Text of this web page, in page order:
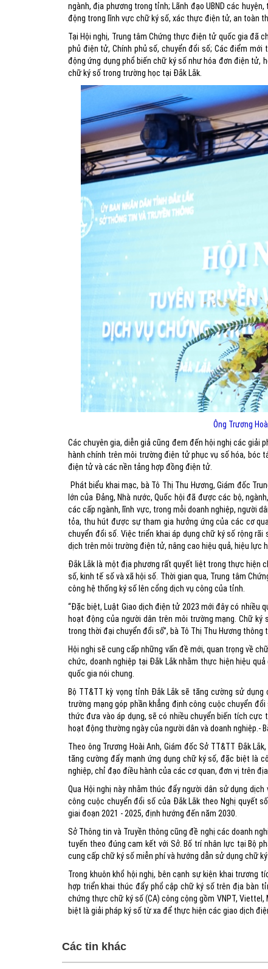
ngành, địa phương trong tỉnh; Lãnh đạo UBND các
động trong lĩnh vực chữ ký số, xác thực điện tử, an toàn
Tại Hội nghị, Trung tâm Chứng thực điện tử quốc gia đã
phủ điện tử, Chính phủ số, chuyển đổi số; Các điểm
động ứng dụng phổ biến chữ ký số như hóa đơn điện tử,
chữ ký số trong trường học tại Đắk Lắk.
Ông Trương
Các chuyên gia, diễn giả cũng đem đến hội nghị các giải
hành chính trên môi trường điện tử phục vụ số hóa, bóc
điện tử và các nền tảng hợp đồng điện tử.
Phát biểu khai mạc, bà Tô Thị Thu Hương, Giám đốc
lớn của Đảng, Nhà nước, Quốc hội đã được các bộ,
các cấp ngành, lĩnh vực, trong mỗi doanh nghiệp, người
tỏa, thu hút được sự tham gia hưởng ứng của các cơ
chuyển đổi số. Việc triển khai áp dụng chữ ký số rộng
dịch trên môi trường điện tử, nâng cao hiệu quả, hiệu lực
Đắk Lắk là một địa phương rất quyết liệt trong thực hiện
số, kinh tế số và xã hội số. Thời gian qua, Trung tâm
công hệ thống ký số lên cổng dịch vụ công của tỉnh.
“Đặc biệt, Luật Giao dịch điện tử 2023 mới đây có nhiều
hoạt động của người dân trên môi trường mạng. Chữ
trong thời đại chuyển đổi số”, bà Tô Thị Thu Hương thông
Hội nghị sẽ cung cấp những vấn đề mới, quan trọng về
chức, doanh nghiệp tại Đắk Lắk nhằm thực hiện hiệu
quốc gia nói chung.
Bộ TT&TT kỳ vọng tỉnh Đắk Lắk sẽ tăng cường sử
trường mạng góp phần khẳng định công cuộc chuyển
thức đưa vào áp dụng, sẽ có nhiều chuyển biến tích
hoạt động thường ngày của người dân và doanh nghiệp.-
Theo ông Trương Hoài Anh, Giám đốc Sở TT&TT Đắk
tăng cường đẩy mạnh ứng dụng chữ ký số, đặc biệt là
nghiệp, chỉ đạo điều hành của các cơ quan, đơn vị trên
Qua Hội nghị này nhằm thúc đẩy người dân sử dụng
công cuộc chuyển đổi số của Đắk Lắk theo Nghị quyết
giai đoạn 2021 - 2025, định hướng đến năm 2030.
Sở Thông tin và Truyền thông cũng đề nghị các doanh
tuyến theo đúng cam kết với Sở. Bố trí nhân lực tại Bộ
cung cấp chữ ký số miễn phí và hướng dẫn sử dụng chữ
Trong khuôn khổ hội nghị, bên cạnh sự kiện khai trương
hợp triển khai thúc đẩy phổ cập chữ ký số trên địa bàn
chứng thực chữ ký số (CA) công cộng gồm VNPT, Viettel,
biệt là giải pháp ký số từ xa để thực hiện các giao dịch
Các tin khác